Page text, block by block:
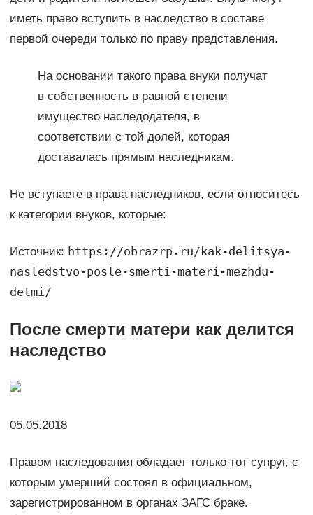
иметь право вступить в наследство в составе
первой очереди только по праву представления.
На основании такого права внуки получат
в собственность в равной степени
имущество наследодателя, в
соответствии с той долей, которая
доставалась прямым наследникам.
Не вступаете в права наследников, если относитесь
к категории внуков, которые:
Источник: https://obrazrp.ru/kak-delitsya-
nasledstvo-posle-smerti-materi-mezhdu-
detmi/
После смерти матери как делится
наследство
05.05.2018
Правом наследования обладает только тот супруг, с
которым умерший состоял в официальном,
зарегистрированном в органах ЗАГС браке.